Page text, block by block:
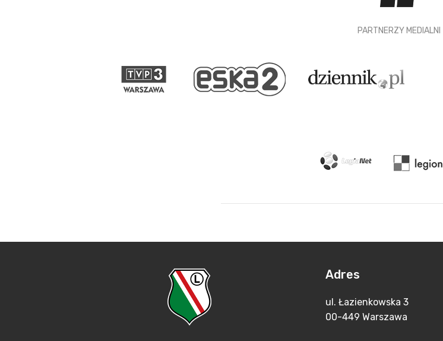
PARTNERZY MEDIALNI
Adres
ul. Łazienkowska 3
00-449 Warszawa